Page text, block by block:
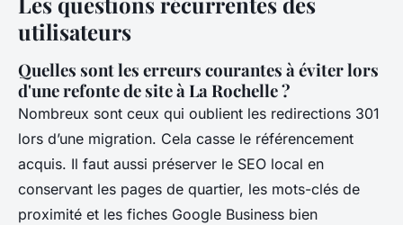
utilisateurs
Quelles sont les erreurs courantes à éviter lors
d'une refonte de site à La Rochelle ?
Nombreux sont ceux qui oublient les redirections 301
lors d’une migration. Cela casse le référencement
acquis. Il faut aussi préserver le SEO local en
conservant les pages de quartier, les mots-clés de
proximité et les fiches Google Business bien